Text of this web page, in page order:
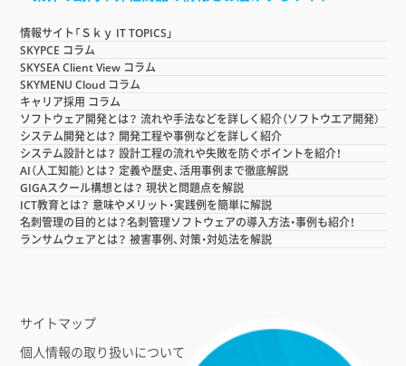
情報サイト「Ｓｋｙ IT TOPICS」
SKYPCE コラム
SKYSEA Client View コラム
SKYMENU Cloud コラム
キャリア採用 コラム
ソフトウェア開発とは？ 流れや手法などを詳しく紹介（ソフトウエア開発）
システム開発とは？ 開発工程や事例などを詳しく紹介
システム設計とは？ 設計工程の流れや失敗を防ぐポイントを紹介！
AI（人工知能）とは？ 定義や歴史、活用事例まで徹底解説
GIGAスクール構想とは？ 現状と問題点を解説
ICT教育とは？ 意味やメリット・実践例を簡単に解説
名刺管理の目的とは？名刺管理ソフトウェアの導入方法・事例も紹介！
ランサムウェアとは？ 被害事例、対策・対処法を解説
サイトマップ
個人情報の取り扱いについて